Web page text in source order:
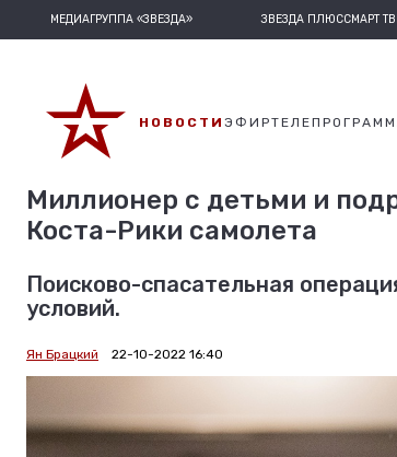
МЕДИАГРУППА «ЗВЕЗДА» ЗВЕЗДА ПЛЮССМАРТ ТВ
НОВОСТИ ЭФИР
Миллионер с детьми и
Коста-Рики самолета
Поисково-спасательная
условий.
Ян Брацкий 22-10-2022 16:40